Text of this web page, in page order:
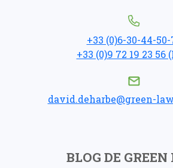
+33 (0)6-30-44-50-
+33 (0)9 72 19 23 56
david.deharbe@green-
BLOG DE